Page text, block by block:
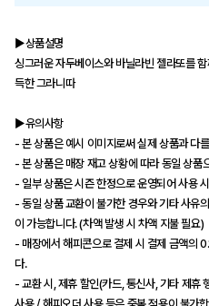
▶상품설명
싱그러운 자두베이스와 바닐라빈 젤라또를
득한 그라니따
▶유의사항
- 본 상품은 예시 이미지로써 실제 상품과 다
- 본 상품은 매장 재고 상황에 따라 동일 상품
- 일부 상품은 시즌 한정으로 운영되어 사용
- 동일 상품 교환이 불가한 경우와 기타 사유
이 가능합니다. (차액 발생 시 차액 지불 필요)
- 매장에서 해피콘으로 결제 시 결제 금액의
다.
- 교환 시, 제휴 할인(카드, 통신사, 기타 제휴